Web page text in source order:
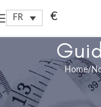
FR €
Home
Contrôlez svp
tailles avant
Free shipping within